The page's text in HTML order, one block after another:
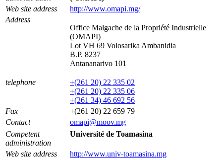
Web site address
http://www.omapi.mg/
Address
Office Malgache de la Propriété Industrielle
(OMAPI)
Lot VH 69 Volosarika Ambanidia
B.P. 8237
Antananarivo 101
telephone
+(261 20) 22 335 02
+(261 20) 22 335 06
+(261 34) 46 692 56
Fax
+(261 20) 22 659 79
Contact
omapi@moov.mg
Competent
administration
Université de Toamasina
Web site address
http://www.univ-toamasina.mg